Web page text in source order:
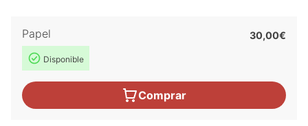
Papel
Disponible
30,00€
Comprar